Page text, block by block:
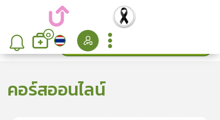
0
เรียงลำดับ
คอร์สออนไลน์